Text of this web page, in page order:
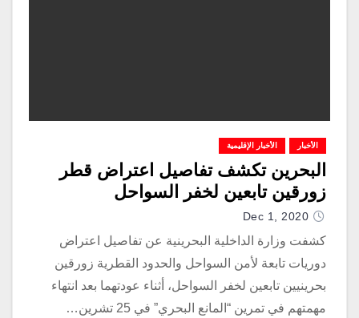
الأخبار الأخبار الإقليمية
البحرين تكشف تفاصيل اعتراض قطر
زورقين تابعين لخفر السواحل
Dec 1, 2020
كشفت وزارة الداخلية البحرينية عن تفاصيل اعتراض
دوريات تابعة لأمن السواحل والحدود القطرية زورقين
بحرينيين تابعين لخفر السواحل، أثناء عودتهما بعد انتهاء
مهمتهم في تمرين “المانع البحري” في 25 تشرين…